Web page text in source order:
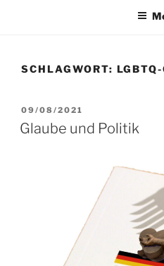
SCHLAGWORT:
VERÖFFENTLICHT
AM
09/08/2021
Glaube und Politik